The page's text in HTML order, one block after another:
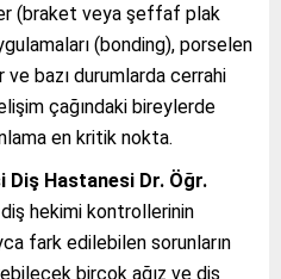
(braket veya şeffaf plak
(bonding), porselen
bazı durumlarda cerrahi
çağındaki bireylerde
en kritik nokta.
Diş Hastanesi Dr. Öğr.
hekimi kontrollerinin
fark edilebilen sorunların
birçok ağız ve diş